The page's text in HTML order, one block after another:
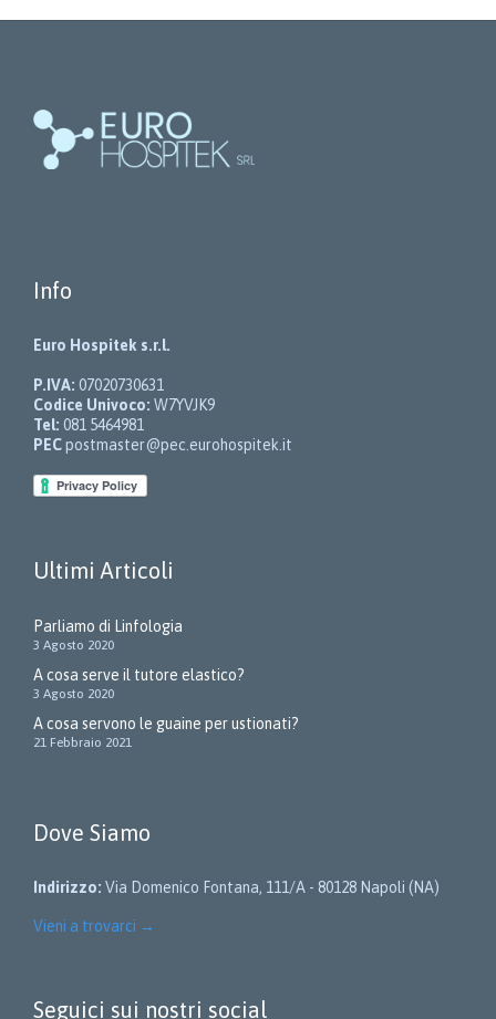
Info
Euro Hospitek s.r.l.
P.IVA: 07020730631
Codice Univoco: W7YVJK9
Tel: 081 5464981
PECpostmaster@pec.eurohospitek.it
Ultimi Articoli
Parliamo di Linfologia
3 Agosto 2020
A cosa serve il tutore elastico?
3 Agosto 2020
A cosa servono le guaine per ustionati?
21 Febbraio 2021
Dove Siamo
Indirizzo: Via Domenico Fontana, 111/A - 80128 Napoli (NA)
Vieni a trovarci →
Seguici sui nostri social